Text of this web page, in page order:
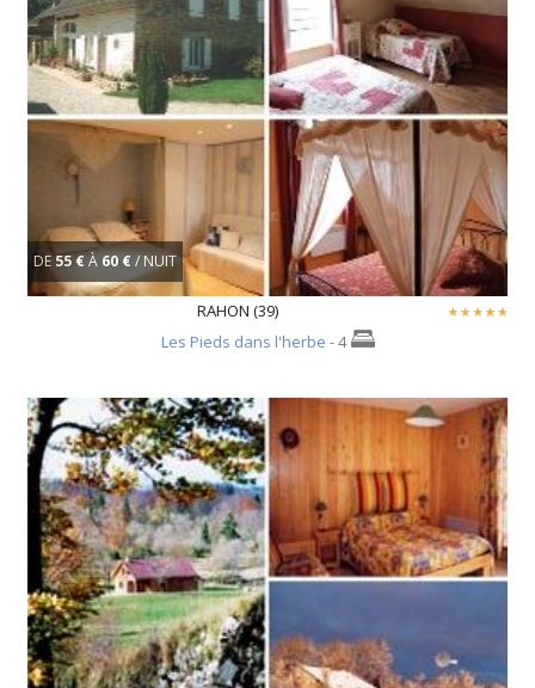
DE55 €À 60 €/ NUIT
RAHON (39)
Les Pieds dans l'herbe - 4